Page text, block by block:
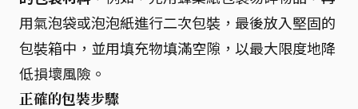
用氣泡袋或泡泡紙進行二次包裝，最後放入堅固的
包裝箱中，並用填充物填滿空隙，以最大限度地降
低損壞風險。
正確的包裝步驟